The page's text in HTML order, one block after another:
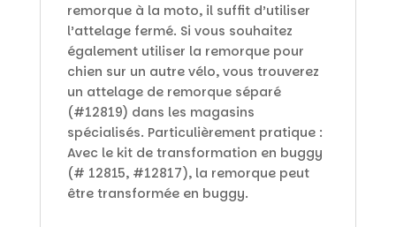
remorque à la moto, il suffit d’utiliser
l’attelage fermé. Si vous souhaitez
également utiliser la remorque pour
chien sur un autre vélo, vous trouverez
un attelage de remorque séparé
(#12819) dans les magasins
spécialisés. Particulièrement pratique :
Avec le kit de transformation en buggy
(# 12815, #12817), la remorque peut
être transformée en buggy.